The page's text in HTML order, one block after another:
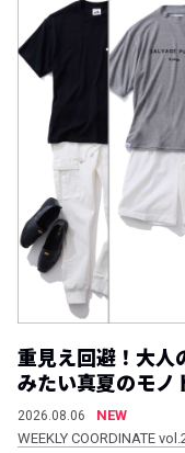
重見え回避！大人
みたい真夏のモノ
2026.08.06
NEW
WEEKLY COORDINATE